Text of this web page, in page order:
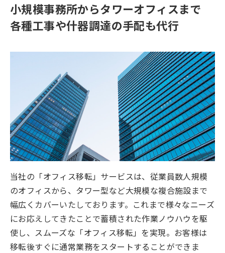
小規模事務所からタワーオフィスまで
各種工事や什器調達の手配も代行
当社の「オフィス移転」サービスは、従業員数人規模
のオフィスから、タワー型など大規模な複合施設まで
幅広くカバーいたしております。これまで様々なニーズ
にお応えしてきたことで蓄積された作業ノウハウを駆
使し、スムーズな「オフィス移転」を実現。お客様は
移転後すぐに通常業務をスタートすることができま